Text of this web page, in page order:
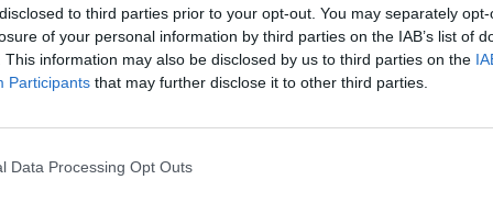
to third parties prior to your opt-out. You may separately
of your personal information by third parties on the IAB’s list of
This information may also be disclosed by us to third parties on the
Participants that may further disclose it to other third parties.
Data Processing Opt Outs
A magyar miniszterelnök, Viktor Orbán
a budapesti CPAC konferencián
hangsúlyozta, hogy a nyugati világ
évszázadának legnagyorsabb politikai
Orbán szerint a Nyugat…